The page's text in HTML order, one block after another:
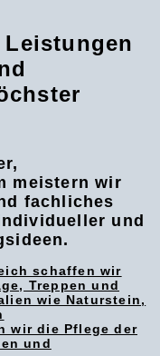
meistern wir
fachliches
und
schaffen wir
Treppen und
wie Naturstein,
wir die Pflege der
und